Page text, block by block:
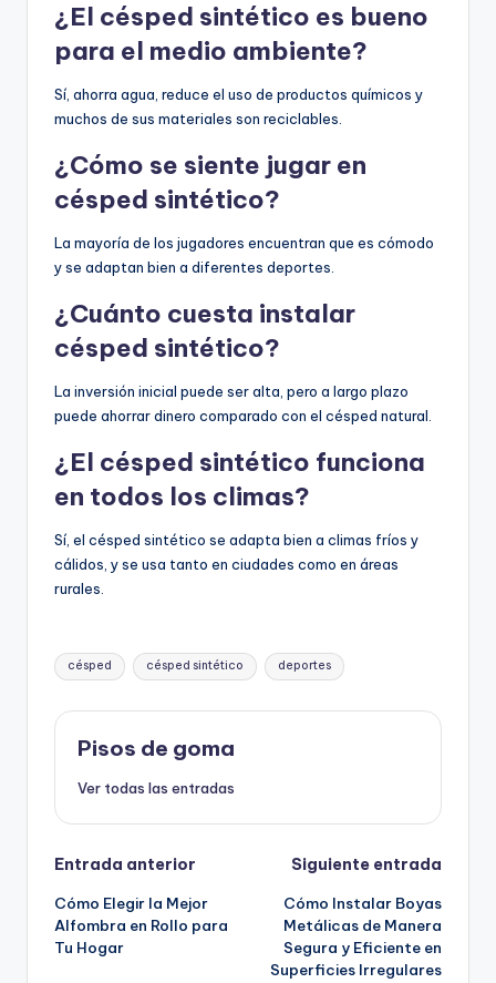
¿El césped sintético es bueno
para el medio ambiente?
Sí, ahorra agua, reduce el uso de productos químicos y
muchos de sus materiales son reciclables.
¿Cómo se siente jugar en
césped sintético?
La mayoría de los jugadores encuentran que es cómodo
y se adaptan bien a diferentes deportes.
¿Cuánto cuesta instalar
césped sintético?
La inversión inicial puede ser alta, pero a largo plazo
puede ahorrar dinero comparado con el césped natural.
¿El césped sintético funciona
en todos los climas?
Sí, el césped sintético se adapta bien a climas fríos y
cálidos, y se usa tanto en ciudades como en áreas
rurales.
Etiquetas:
césped césped sintético deportes
Pisos de goma
Ver todas las entradas
Navegación
de
entradas
Entrada anterior
Cómo Elegir la Mejor
Alfombra en Rollo para
Tu Hogar
Siguiente entrada
Cómo Instalar Boyas
Metálicas de Manera
Segura y Eficiente en
Superficies Irregulares